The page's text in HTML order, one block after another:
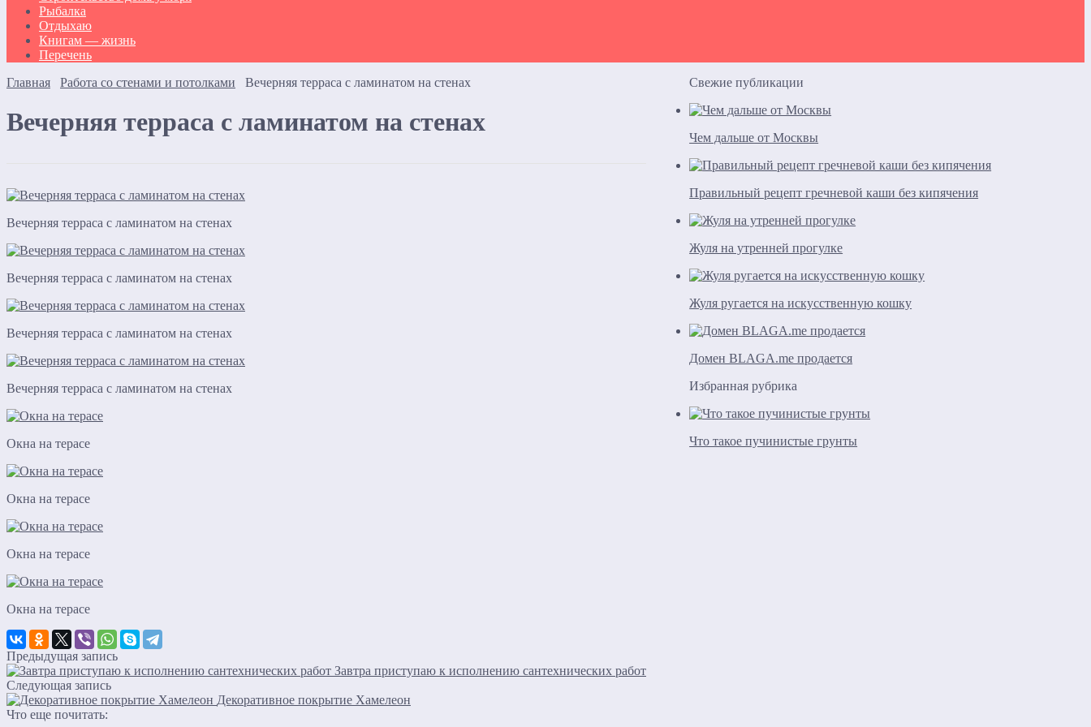
Рыбалка
Отдыхаю
Книгам — жизнь
Перечень
Главная
Работа со стенами и потолками Вечерняя терраса с ламинатом на стенах
Вечерняя терраса с ламинатом на стенах
Вечерняя терраса с ламинатом на стенах
Вечерняя терраса с ламинатом на стенах
Вечерняя терраса с ламинатом на стенах
Вечерняя терраса с ламинатом на стенах
Окна на терасе
Окна на терасе
Окна на терасе
Окна на терасе
Предыдущая запись
Завтра приступаю к исполнению сантехнических работ
Следующая запись
Декоративное покрытие Хамелеон
Что еще почитать:
Свежие публикации
Чем дальше от Москвы
Правильный рецепт гречневой каши без кипячения
Жуля на утренней прогулке
Жуля ругается на искусственную кошку
Домен BLAGA.me продается
Избранная рубрика
Что такое пучинистые грунты